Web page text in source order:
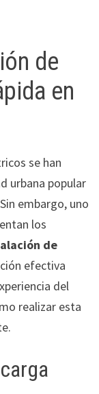
de
en
se han
urbana popular
embargo, uno
los
de
efectiva
del
realizar esta